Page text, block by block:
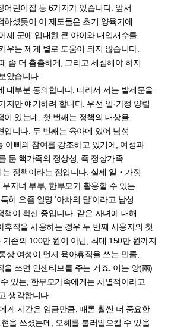
어린이집 등 6가지가 있습니다. 앞서
하셨듯이 이 제도들은 초기 양육기에
제 군에 입대한 큰 아이와 대입재수를
우는 제게 별로 도움이 되지 않습니다.
좀 더 촘촘하게, 그리고 세심해야 하지
았습니다.
대부분 동의합니다. 따라서 저는 발제문을
지만 얘기하려 합니다. 우선 일·가정 양립
이 있는데, 첫 번째는 정책의 대상을
입니다. 두 번째는 육아에 있어 남성
아빠의 참여를 강조하고 있기에, 여성과
둔 핵가족의 정상성, 즉 정상가족
정책이라는 점입니다. 실제 일‧가정
자녀 부부, 한부모가 활용할 수 있는
히 요즘 일명 ‘아빠의 달’이라고 남성
책이 확산 중입니다. 같은 자녀에 대해
휴직을 사용하는 경우 두 번째 사용자의 첫
존의 100만 원이 아닌, 최대 150만 원까지
상 여성이 먼저 육아휴직을 쓰는 만큼,
을 쓰면 인센티브를 주는 거죠. 이는 양(兩)
있는, 한부모가족에게는 차별적이라고
생각합니다.
게 시간은 임금만큼, 때론 훨씬 더 중요한
을 쓰셨는데, 오해를 불러일으킬 수 있을